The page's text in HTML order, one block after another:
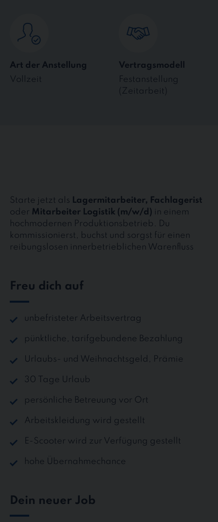
Art der Anstellung
Vollzeit
Vertragsmodell
Festanstellung
(Zeitarbeit)
Starte jetzt als Lagermitarbeiter, Fachlagerist
oder Mitarbeiter Logistik (m/w/d) in einem
hochmodernen Produktionsbetrieb. Du
kommissionierst, buchst und sorgst für einen
reibungslosen innerbetrieblichen Warenfluss
Freu dich auf
unbefristeter Arbeitsvertrag
pünktliche, tarifgebundene Bezahlung
Urlaubs- und Weihnachtsgeld, Prämie
30 Tage Urlaub
persönliche Betreuung vor Ort
Arbeitskleidung wird gestellt
E-Scooter wird zur Verfügung gestellt
hohe Übernahmechance
Dein neuer Job